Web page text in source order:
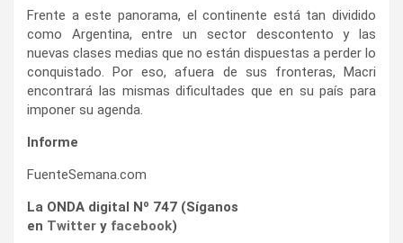
Frente a este panorama, el continente está tan dividido
como Argentina, entre un sector descontento y las
nuevas clases medias que no están dispuestas a perder lo
conquistado. Por eso, afuera de sus fronteras, Macri
encontrará las mismas dificultades que en su país para
imponer su agenda.
Informe
FuenteSemana.com
La ONDA digital Nº 747 (Síganos
en Twitter y facebook)